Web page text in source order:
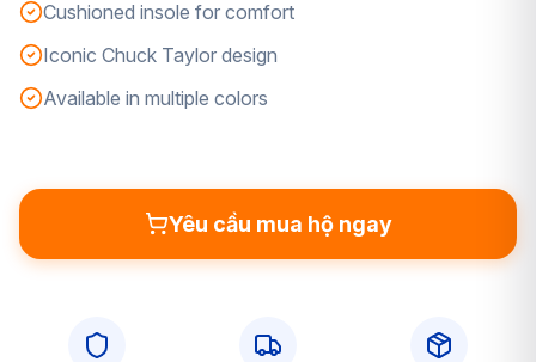
Cushioned insole for comfort
Iconic Chuck Taylor design
Available in multiple colors
Yêu cầu mua hộ ngay